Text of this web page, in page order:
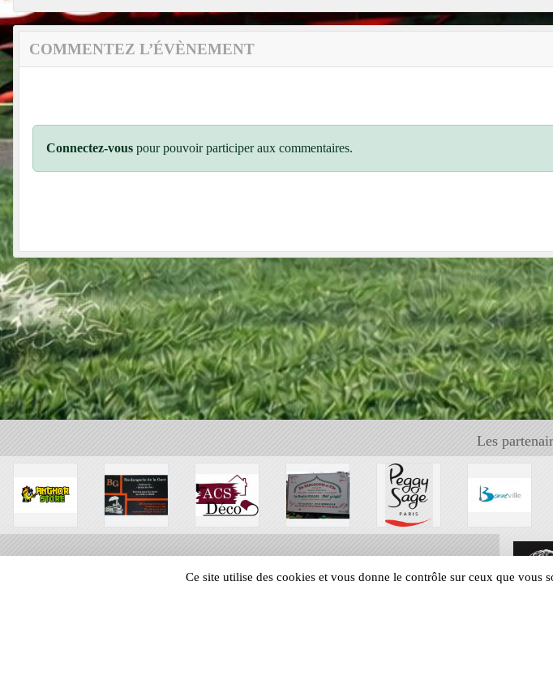
COMMENTEZ L’ÉVÈNEMENT
Connectez-vous pour pouvoir participer aux commentaires.
Les
Ce site utilise des cookies et vous donne le contrôle sur ceux que vous